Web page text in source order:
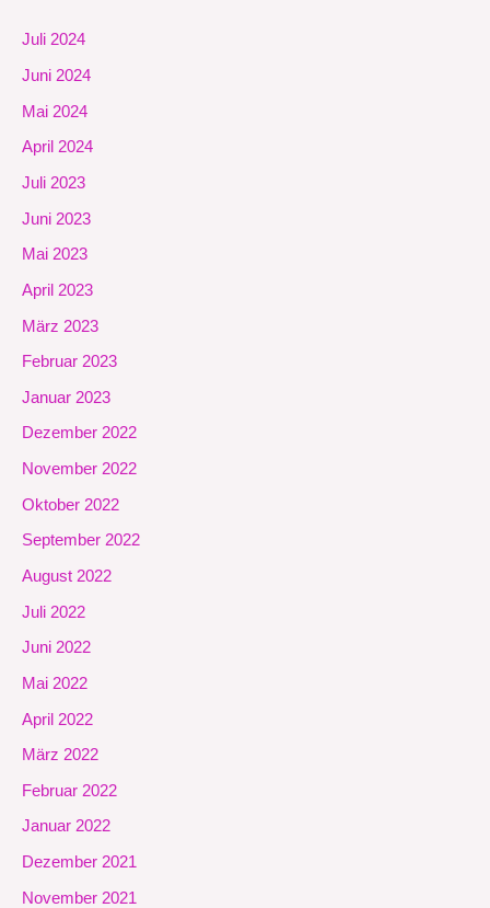
Juli 2024
Juni 2024
Mai 2024
April 2024
Juli 2023
Juni 2023
Mai 2023
April 2023
März 2023
Februar 2023
Januar 2023
Dezember 2022
November 2022
Oktober 2022
September 2022
August 2022
Juli 2022
Juni 2022
Mai 2022
April 2022
März 2022
Februar 2022
Januar 2022
Dezember 2021
November 2021